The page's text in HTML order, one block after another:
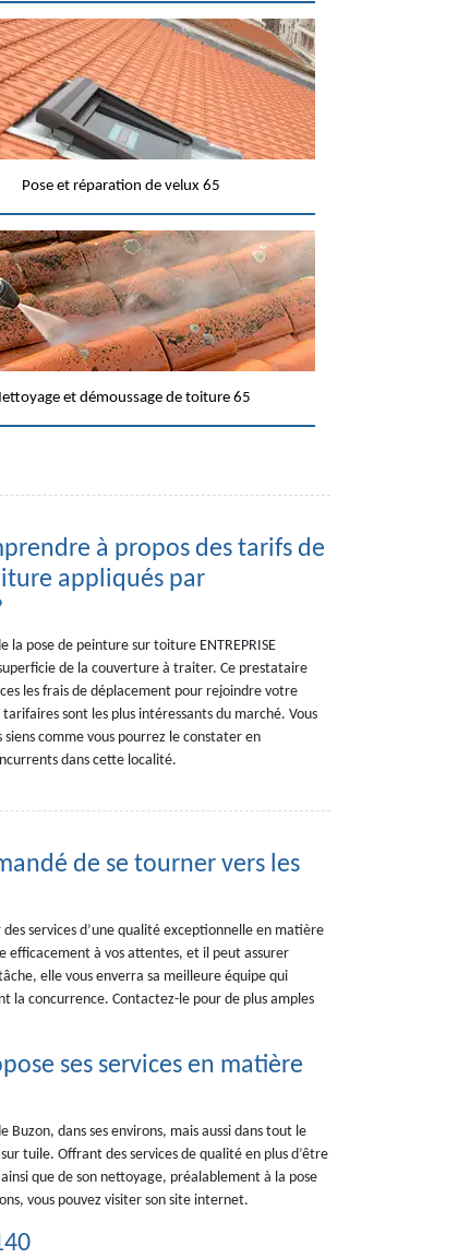
Pose et réparation de velux 65
et démoussage de toiture 65
à propos des tarifs de
appliqués par
la pose de peinture sur toiture ENTREPRISE
de la couverture à traiter. Ce prestataire
les frais de déplacement pour rejoindre votre
sont les plus intéressants du marché. Vous
siens comme vous pourrez le constater en
dans cette localité.
de se tourner vers les
des services d’une qualité exceptionnelle en matière
efficacement à vos attentes, et il peut assurer
elle vous enverra sa meilleure équipe qui
la concurrence. Contactez-le pour de plus amples
ses services en matière
Buzon, dans ses environs, mais aussi dans tout le
tuile. Offrant des services de qualité en plus d’être
que de son nettoyage, préalablement à la pose
vous pouvez visiter son site internet.